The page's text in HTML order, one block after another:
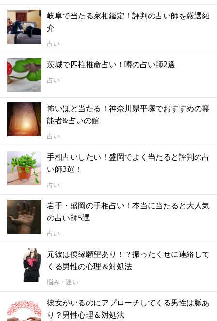
岐阜で当たる家相鑑定！評判の占い師を厳選紹
介
占い
茨城で四柱推命占い！噂の占い師2選
占い
怖いほど当たる！神奈川県平塚でおすすめの霊
能者&占いの館
占い
手相占いしたい！盛岡でよく当たると評判の占
い師3選！
占い
岩手・盛岡の手相占い！本当に当たると大人気
の占い師5選
占い
元彼は復縁願望あり！？振ったくせに連絡して
くる男性の心理＆対処法
悩み・迷い
彼女がいるのにアプローチしてくる男性は脈あ
り？男性心理＆対処法